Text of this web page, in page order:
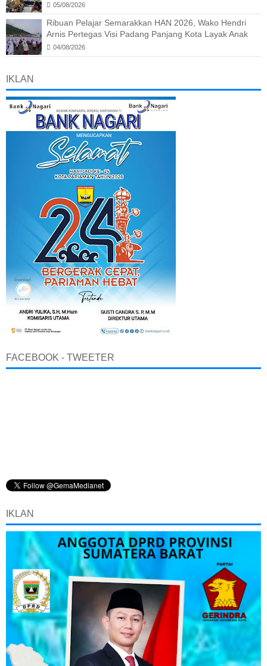
05/08/2026
Ribuan Pelajar Semarakkan HAN 2026, Wako Hendri
Arnis Pertegas Visi Padang Panjang Kota Layak Anak
04/08/2026
IKLAN
FACEBOOK - TWEETER
IKLAN